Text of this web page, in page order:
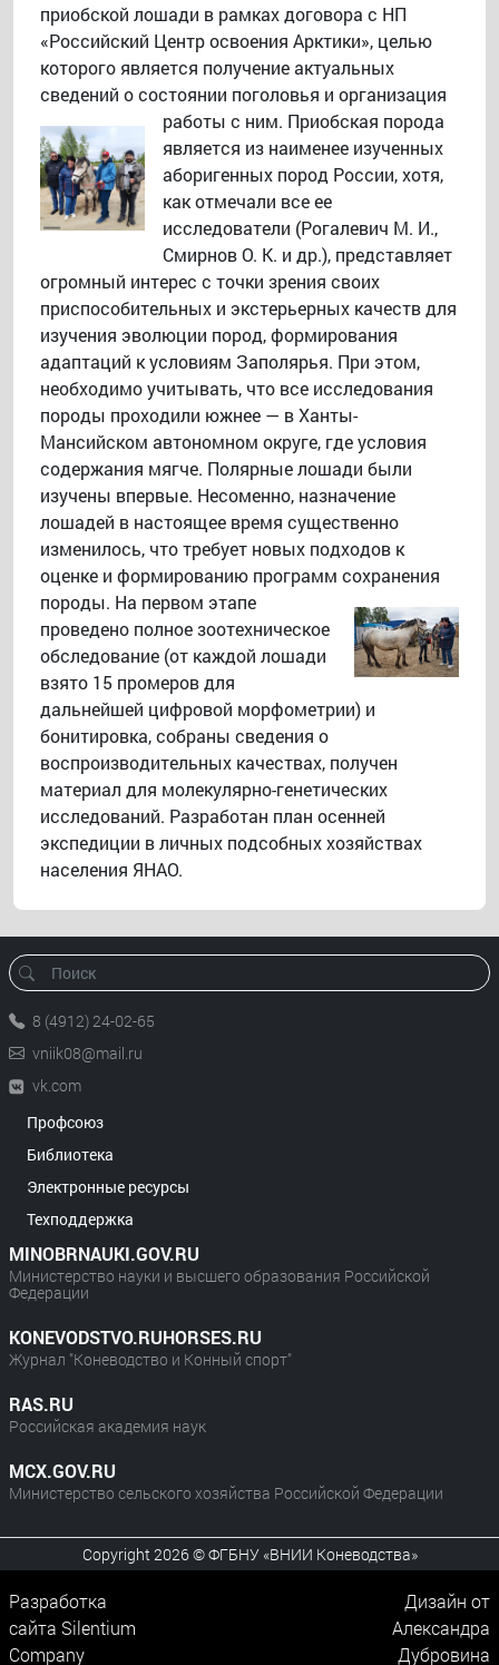
приобской лошади в рамках договора с НП
«Российский Центр освоения Арктики», целью
которого является получение актуальных
сведений о состоянии поголовья и организация
работы с ним. Приобская порода
является из наименее изученных
аборигенных пород России, хотя,
как отмечали все ее
исследователи (Рогалевич М. И.,
Смирнов О. К. и др.), представляет
огромный интерес с точки зрения своих
приспособительных и экстерьерных качеств для
изучения эволюции пород, формирования
адаптаций к условиям Заполярья. При этом,
необходимо учитывать, что все исследования
породы проходили южнее — в Ханты-
Мансийском автономном округе, где условия
содержания мягче. Полярные лошади были
изучены впервые. Несоменно, назначение
лошадей в настоящее время существенно
изменилось, что требует новых подходов к
оценке и формированию программ сохранения
породы. На первом этапе
проведено полное зоотехническое
обследование (от каждой лошади
взято 15 промеров для
дальнейшей цифровой морфометрии) и
бонитировка, собраны сведения о
воспроизводительных качествах, получен
материал для молекулярно-генетических
исследований. Разработан план осенней
экспедиции в личных подсобных хозяйствах
населения ЯНАО.
8 (4912) 24-02-65
vniik08@mail.ru
vk.com
Профсоюз
Библиотека
Электронные ресурсы
Техподдержка
MINOBRNAUKI.GOV.RU
Министерство науки и высшего образования Российской
Федерации
KONEVODSTVO.RUHORSES.RU
Журнал "Коневодство и Конный спорт"
RAS.RU
Российская академия наук
MCX.GOV.RU
Министерство сельского хозяйства Российской Федерации
Copyright 2026 © ФГБНУ «ВНИИ Коневодства»
Разработка
сайта Silentium
Company
Дизайн от
Александра
Дубровина